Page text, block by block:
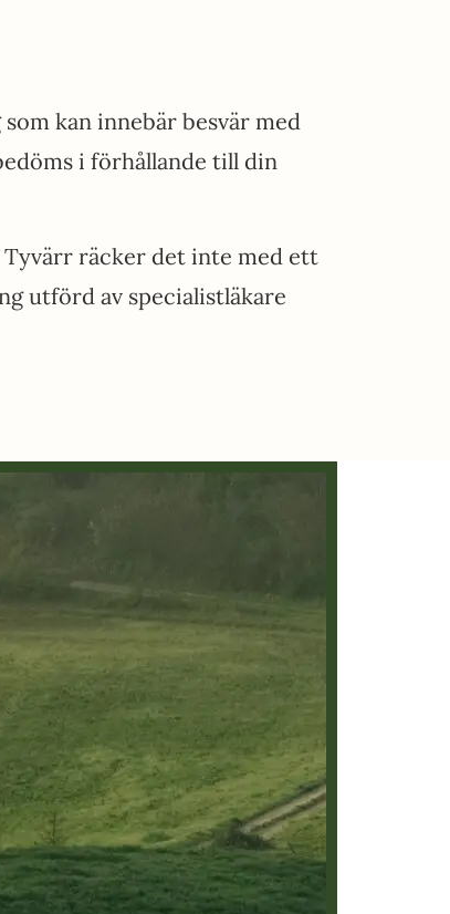
kan innebär besvär med
i förhållande till din
Tyvärr räcker det inte med ett
utförd av specialistläkare